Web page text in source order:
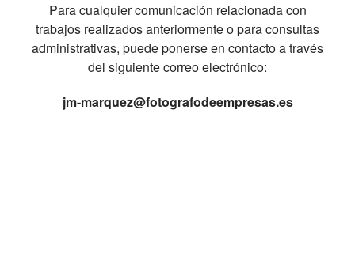
Para cualquier comunicación relacionada con
trabajos realizados anteriormente o para consultas
administrativas, puede ponerse en contacto a través
del siguiente correo electrónico:
jm-marquez@fotografodeempresas.es